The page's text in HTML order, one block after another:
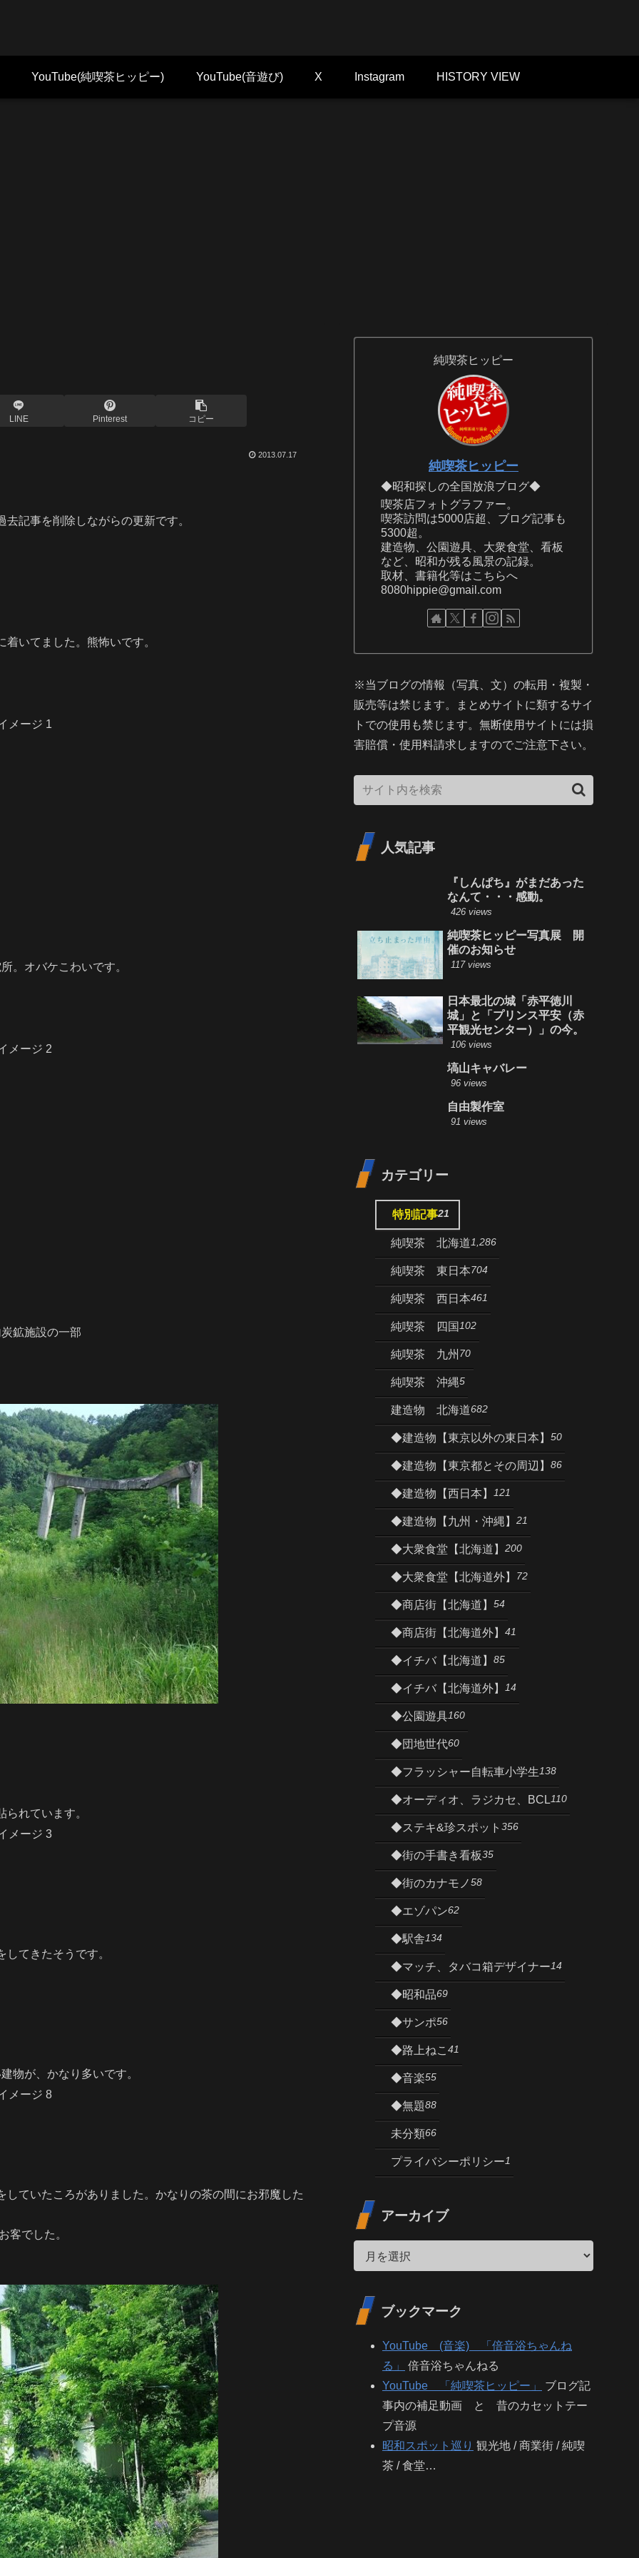
YouTube(純喫茶ヒッピー) YouTube(音遊び) X Instagram HISTORY VIEW
LINE Pinterest コピー
2013.07.17
記事を削除しながらの更新です。
いてました。熊怖いです。
。オバケこわいです。
鉱施設の一部
れています。
てきたそうです。
物が、かなり多いです。
ていたころがありました。かなりの茶の間にお邪魔した
客でした。
純喫茶ヒッピー
純喫茶ヒッピー
◆昭和探しの全国放浪ブログ◆
喫茶店フォトグラファー。
喫茶訪問は5000店超、ブログ記事も
5300超。
建造物、公園遊具、大衆食堂、看板
など、昭和が残る風景の記録。
取材、書籍化等はこちらへ
8080hippie@gmail.com
※当ブログの情報（写真、文）の転用・複製・
販売等は禁じます。まとめサイトに類するサイ
トでの使用も禁じます。無断使用サイトには損
害賠償・使用料請求しますのでご注意下さい。
人気記事
『しんぱち』がまだあった
なんて・・・感動。
426 views
純喫茶ヒッピー写真展 開
催のお知らせ
117 views
日本最北の城「赤平徳川
城」と「プリンス平安（赤
平観光センター）」の今。
106 views
塙山キャバレー
96 views
自由製作室
91 views
カテゴリー
特別記事21
純喫茶 北海道1,286
純喫茶 東日本704
純喫茶 西日本461
純喫茶 四国 102
純喫茶 九州 70
純喫茶 沖縄5
建造物 北海道682
◆建造物【東京以外の東日本】 50
◆建造物【東京都とその周辺】 86
◆建造物【西日本】 121
◆建造物【九州・沖縄】 21
◆大衆食堂【北海道】 200
◆大衆食堂【北海道外】 72
◆商店街【北海道】 54
◆商店街【北海道外】 41
◆イチバ【北海道】 85
◆イチバ【北海道外】 14
◆公園遊具160
◆団地世代60
◆フラッシャー自転車小学生138
◆オーディオ、ラジカセ、BCL110
◆ステキ&珍スポット 356
◆街の手書き看板35
◆街のカナモノ58
◆エゾパン62
◆駅舎134
◆マッチ、タバコ箱デザイナー14
◆昭和品69
◆サンポ56
◆路上ねこ 41
◆音楽55
◆無題88
未分類66
プライバシーポリシー1
アーカイブ
ブックマーク
YouTube (音楽) 「倍音浴ちゃんね
る」
倍音浴ちゃんねる
YouTube 「純喫茶ヒッピー」
ブログ記
事内の補足動画 と 昔のカセットテー
プ音源
昭和スポット巡り 観光地 / 商業街 / 純喫
茶 / 食堂…